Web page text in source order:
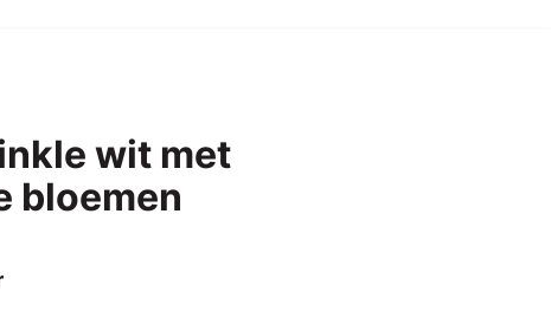
wit met
bloemen